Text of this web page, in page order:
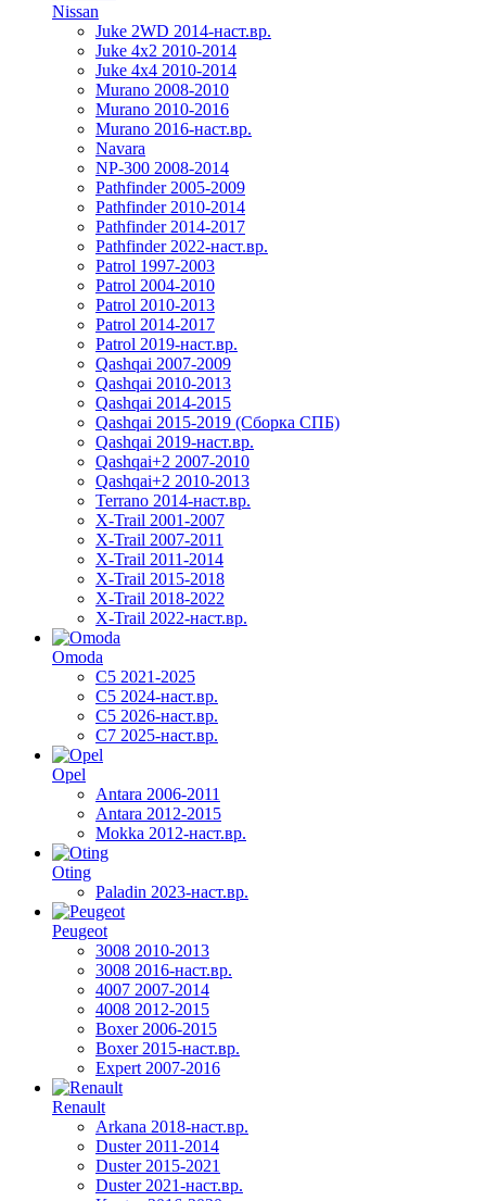
Nissan
Juke 2WD 2014-наст.вр.
Juke 4x2 2010-2014
Juke 4x4 2010-2014
Murano 2008-2010
Murano 2010-2016
Murano 2016-наст.вр.
Navara
NP-300 2008-2014
Pathfinder 2005-2009
Pathfinder 2010-2014
Pathfinder 2014-2017
Pathfinder 2022-наст.вр.
Patrol 1997-2003
Patrol 2004-2010
Patrol 2010-2013
Patrol 2014-2017
Patrol 2019-наст.вр.
Qashqai 2007-2009
Qashqai 2010-2013
Qashqai 2014-2015
Qashqai 2015-2019 (Сборка СПБ)
Qashqai 2019-наст.вр.
Qashqai+2 2007-2010
Qashqai+2 2010-2013
Terrano 2014-наст.вр.
X-Trail 2001-2007
X-Trail 2007-2011
X-Trail 2011-2014
X-Trail 2015-2018
X-Trail 2018-2022
X-Trail 2022-наст.вр.
Omoda
C5 2021-2025
C5 2024-наст.вр.
C5 2026-наст.вр.
C7 2025-наст.вр.
Opel
Antara 2006-2011
Antara 2012-2015
Mokka 2012-наст.вр.
Oting
Paladin 2023-наст.вр.
Peugeot
3008 2010-2013
3008 2016-наст.вр.
4007 2007-2014
4008 2012-2015
Boxer 2006-2015
Boxer 2015-наст.вр.
Expert 2007-2016
Renault
Arkana 2018-наст.вр.
Duster 2011-2014
Duster 2015-2021
Duster 2021-наст.вр.